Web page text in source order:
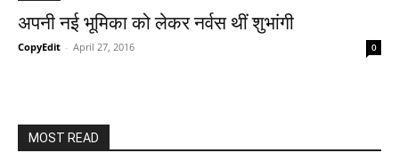
अपनी नई भूमिका को लेकर नर्वस थीं शुभांगी
CopyEdit - April 27, 2016 0
MOST READ